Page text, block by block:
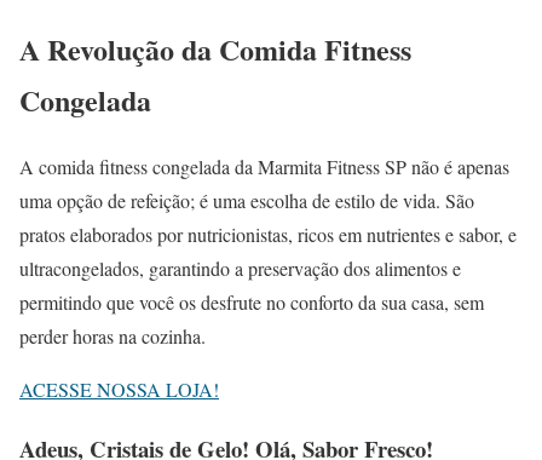
A Revolução da Comida Fitness
Congelada
A comida fitness congelada da Marmita Fitness SP não é apenas
uma opção de refeição; é uma escolha de estilo de vida. São
pratos elaborados por nutricionistas, ricos em nutrientes e sabor, e
ultracongelados, garantindo a preservação dos alimentos e
permitindo que você os desfrute no conforto da sua casa, sem
perder horas na cozinha.
ACESSE NOSSA LOJA!
Adeus, Cristais de Gelo! Olá, Sabor Fresco!